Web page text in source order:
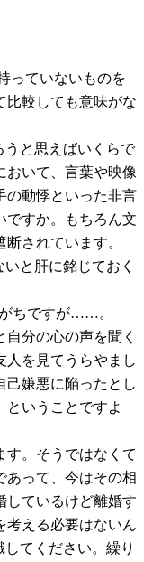
っていないものを
比較しても意味がな
うと思えばいくらで
おいて、言葉や映像
の動悸といった非言
ですか。もちろん文
されています。
と肝に銘じておく
ちですが……。
自分の心の声を聞く
人を見てうらやまし
嫌悪に陥ったとし
ということですよ
す。そうではなくて
あって、今はその相
しているけど離婚す
考える必要はないん
てください。繰り